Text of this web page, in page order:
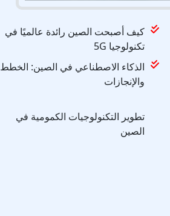
كيف أصبحت الصين رائدة عالميًا في
تكنولوجيا 5G
الذكاء الاصطناعي في الصين: الخطط
والإنجازات
تطوير التكنولوجيات الكمومية في
الصين